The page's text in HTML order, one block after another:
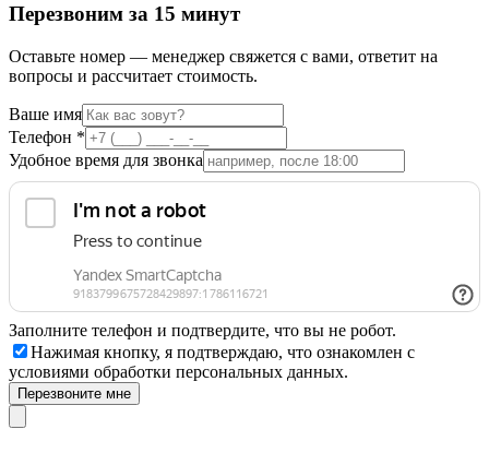
Перезвоним за 15 минут
Оставьте номер — менеджер свяжется с вами, ответит на
вопросы и рассчитает стоимость.
Ваше имя
Телефон *
Удобное время для звонка
Заполните телефон и подтвердите, что вы не робот.
Нажимая кнопку, я подтверждаю, что ознакомлен с
условиями обработки персональных данных.
Перезвоните мне